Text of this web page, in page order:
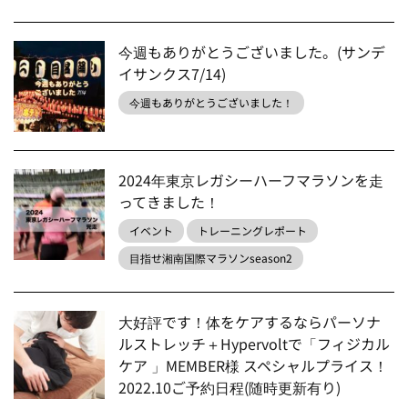
今週もありがとうございました。(サンデ
イサンクス7/14)
今週もありがとうございました！
2024年東京レガシーハーフマラソンを走
ってきました！
イベント
トレーニングレポート
目指せ湘南国際マラソンseason2
大好評です！体をケアするならパーソナ
ルストレッチ＋Hypervoltで「フィジカル
ケア 」MEMBER様 スペシャルプライス！
2022.10ご予約日程(随時更新有り)